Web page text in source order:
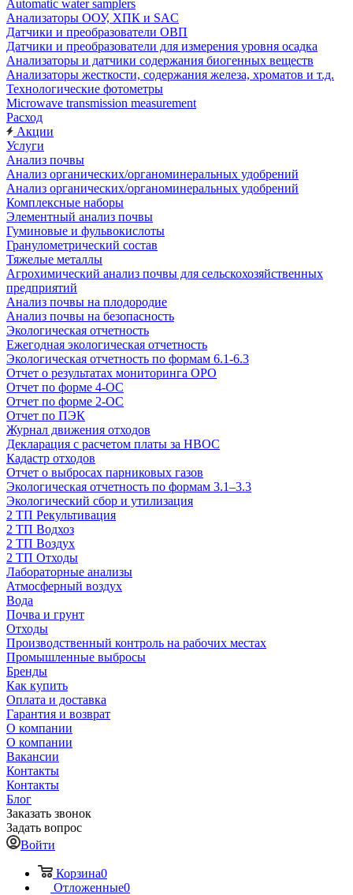
Automatic water samplers
Анализаторы ООУ, ХПК и SAC
Датчики и преобразователи ОВП
Датчики и преобразователи для измерения уровня осадка
Анализаторы и датчики содержания биогенных веществ
Анализаторы жесткости, содержания железа, хроматов и т.д.
Технологические фотометры
Microwave transmission measurement
Расход
Акции
Услуги
Анализ почвы
Анализ органических/органоминеральных удобрений
Анализ органических/органоминеральных удобрений
Комплексные наборы
Элементный анализ почвы
Гуминовые и фульвокислоты
Гранулометрический состав
Тяжелые металлы
Агрохимический анализ почвы для сельскохозяйственных
предприятий
Анализ почвы на плодородие
Анализ почвы на безопасность
Экологическая отчетность
Ежегодная экологическая отчетность
Экологическая отчетность по формам 6.1-6.3
Отчет о результатах мониторинга ОРО
Отчет по форме 4-ОС
Отчет по форме 2-ОС
Отчет по ПЭК
Журнал движения отходов
Декларация с расчетом платы за НВОС
Кадастр отходов
Отчет о выбросах парниковых газов
Экологическая отчетность по формам 3.1–3.3
Экологический сбор и утилизация
2 ТП Рекультивация
2 ТП Водхоз
2 ТП Воздух
2 ТП Отходы
Лабораторные анализы
Атмосферный воздух
Вода
Почва и грунт
Отходы
Производственный контроль на рабочих местах
Промышленные выбросы
Бренды
Как купить
Оплата и доставка
Гарантия и возврат
О компании
О компании
Вакансии
Контакты
Контакты
Блог
Заказать звонок
Задать вопрос
Войти
Корзина0
Отложенные0